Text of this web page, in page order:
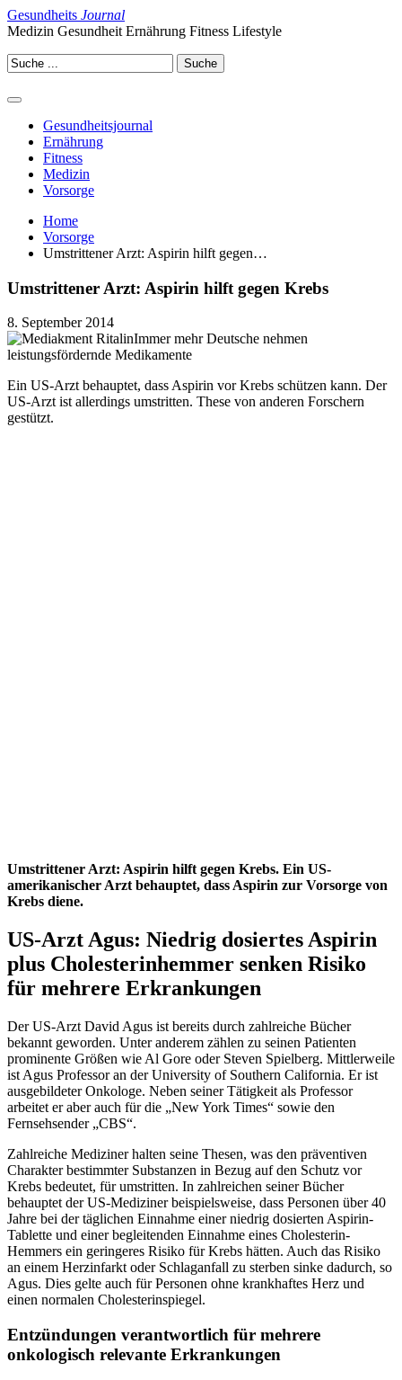
Gesundheits Journal
Medizin Gesundheit Ernährung Fitness Lifestyle
Gesundheitsjournal
Ernährung
Fitness
Medizin
Vorsorge
Home
Vorsorge
Umstrittener Arzt: Aspirin hilft gegen…
Umstrittener Arzt: Aspirin hilft gegen Krebs
8. September 2014
Immer mehr Deutsche nehmen
leistungsfördernde Medikamente
Ein US-Arzt behauptet, dass Aspirin vor Krebs schützen kann. Der
US-Arzt ist allerdings umstritten. These von anderen Forschern
gestützt.
Umstrittener Arzt: Aspirin hilft gegen Krebs. Ein US-
amerikanischer Arzt behauptet, dass Aspirin zur Vorsorge von
Krebs diene.
US-Arzt Agus: Niedrig dosiertes Aspirin
plus Cholesterinhemmer senken Risiko
für mehrere Erkrankungen
Der US-Arzt David Agus ist bereits durch zahlreiche Bücher
bekannt geworden. Unter anderem zählen zu seinen Patienten
prominente Größen wie Al Gore oder Steven Spielberg. Mittlerweile
ist Agus Professor an der University of Southern California. Er ist
ausgebildeter Onkologe. Neben seiner Tätigkeit als Professor
arbeitet er aber auch für die „New York Times“ sowie den
Fernsehsender „CBS“.
Zahlreiche Mediziner halten seine Thesen, was den präventiven
Charakter bestimmter Substanzen in Bezug auf den Schutz vor
Krebs bedeutet, für umstritten. In zahlreichen seiner Bücher
behauptet der US-Mediziner beispielsweise, dass Personen über 40
Jahre bei der täglichen Einnahme einer niedrig dosierten Aspirin-
Tablette und einer begleitenden Einnahme eines Cholesterin-
Hemmers ein geringeres Risiko für Krebs hätten. Auch das Risiko
an einem Herzinfarkt oder Schlaganfall zu sterben sinke dadurch, so
Agus. Dies gelte auch für Personen ohne krankhaftes Herz und
einen normalen Cholesterinspiegel.
Entzündungen verantwortlich für mehrere
onkologisch relevante Erkrankungen